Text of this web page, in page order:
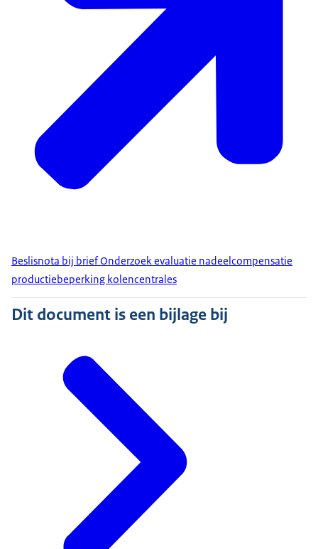
Beslisnota bij brief Onderzoek evaluatie nadeelcompensatie
productiebeperking kolencentrales
Dit document is een bijlage bij